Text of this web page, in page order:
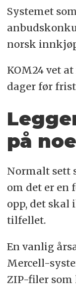
Systemet
norsk
KOM24 vet
dager før
på
Normalt sett
om det er en
opp, det skal
tilfellet.
En vanlig
Mercell-
ZIP-filer